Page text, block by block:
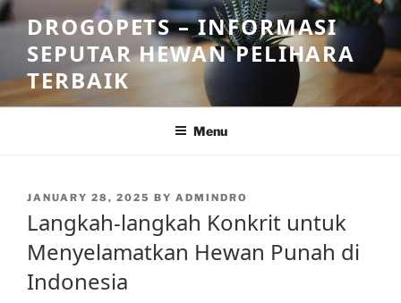
Skip
to
content
DROGOPETS – INFORMASI
SEPUTAR HEWAN PELIHARA
TERBAIK
Menu
POSTED
JANUARY 28, 2025 BY ADMINDRO
Langkah-langkah Konkrit untuk
Menyelamatkan Hewan Punah di
Indonesia